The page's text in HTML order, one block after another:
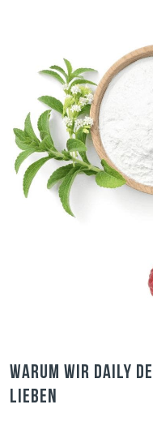
Warum wir Daily
lieben